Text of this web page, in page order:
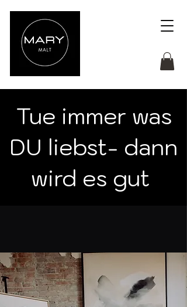
Tue immer was
DU liebst- dann
wird es gut